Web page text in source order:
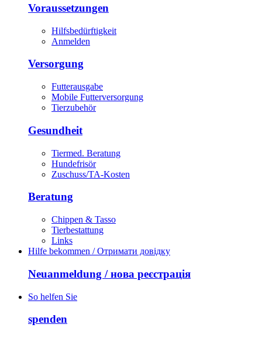
Voraussetzungen
Hilfsbedürftigkeit
Anmelden
Versorgung
Futterausgabe
Mobile Futterversorgung
Tierzubehör
Gesundheit
Tiermed. Beratung
Hundefrisör
Zuschuss/TA-Kosten
Beratung
Chippen & Tasso
Tierbestattung
Links
Hilfe bekommen / Отримати довідку
Neuanmeldung / нова реєстрація
So helfen Sie
spenden